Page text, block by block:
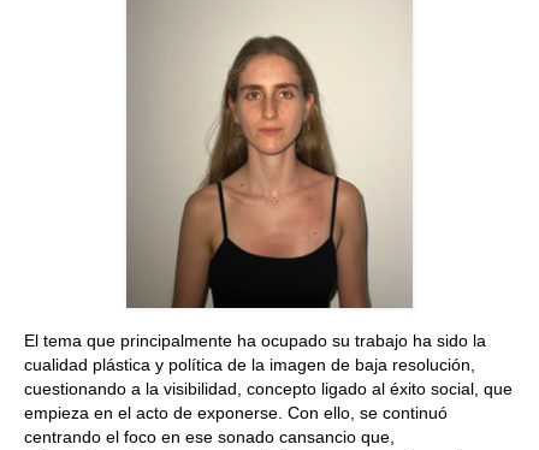
El tema que principalmente ha ocupado su trabajo ha sido la
cualidad plástica y política de la imagen de baja resolución,
cuestionando a la visibilidad, concepto ligado al éxito social, que
empieza en el acto de exponerse. Con ello, se continuó
centrando el foco en ese sonado cansancio que,